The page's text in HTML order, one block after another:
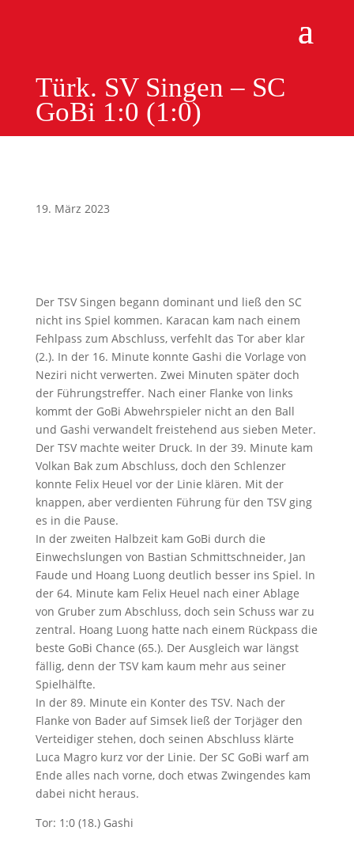
Türk. SV Singen – SC
GoBi 1:0 (1:0)
19. März 2023
Der TSV Singen begann dominant und ließ den SC
nicht ins Spiel kommen. Karacan kam nach einem
Fehlpass zum Abschluss, verfehlt das Tor aber klar
(2.). In der 16. Minute konnte Gashi die Vorlage von
Neziri nicht verwerten. Zwei Minuten später doch
der Führungstreffer. Nach einer Flanke von links
kommt der GoBi Abwehrspieler nicht an den Ball
und Gashi verwandelt freistehend aus sieben Meter.
Der TSV machte weiter Druck. In der 39. Minute kam
Volkan Bak zum Abschluss, doch den Schlenzer
konnte Felix Heuel vor der Linie klären. Mit der
knappen, aber verdienten Führung für den TSV ging
es in die Pause.
In der zweiten Halbzeit kam GoBi durch die
Einwechslungen von Bastian Schmittschneider, Jan
Faude und Hoang Luong deutlich besser ins Spiel. In
der 64. Minute kam Felix Heuel nach einer Ablage
von Gruber zum Abschluss, doch sein Schuss war zu
zentral. Hoang Luong hatte nach einem Rückpass die
beste GoBi Chance (65.). Der Ausgleich war längst
fällig, denn der TSV kam kaum mehr aus seiner
Spielhälfte.
In der 89. Minute ein Konter des TSV. Nach der
Flanke von Bader auf Simsek ließ der Torjäger den
Verteidiger stehen, doch seinen Abschluss klärte
Luca Magro kurz vor der Linie. Der SC GoBi warf am
Ende alles nach vorne, doch etwas Zwingendes kam
dabei nicht heraus.
Tor: 1:0 (18.) Gashi